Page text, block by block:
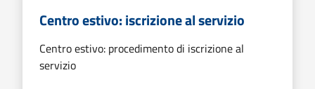
Centro estivo: iscrizione al servizio
Centro estivo: procedimento di iscrizione al
servizio